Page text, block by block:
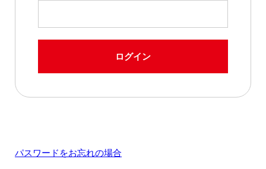
ログイン
パスワードをお忘れの場合